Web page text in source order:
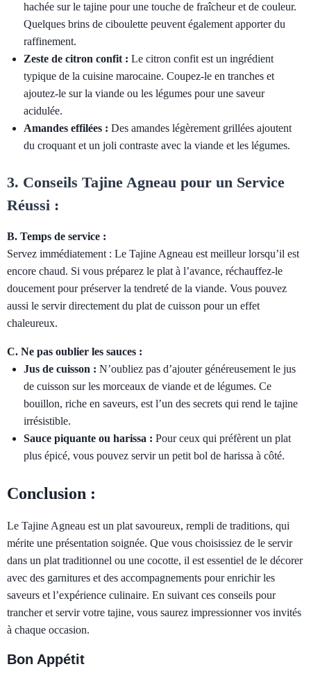
hachée sur le tajine pour une touche de fraîcheur et de couleur.
Quelques brins de ciboulette peuvent également apporter du
raffinement.
Zeste de citron confit : Le citron confit est un ingrédient
typique de la cuisine marocaine. Coupez-le en tranches et
ajoutez-le sur la viande ou les légumes pour une saveur
acidulée.
Amandes effilées : Des amandes légèrement grillées ajoutent
du croquant et un joli contraste avec la viande et les légumes.
3. Conseils Tajine Agneau pour un Service
Réussi :
B. Temps de service :
Servez immédiatement : Le Tajine Agneau est meilleur lorsqu’il est
encore chaud. Si vous préparez le plat à l’avance, réchauffez-le
doucement pour préserver la tendreté de la viande. Vous pouvez
aussi le servir directement du plat de cuisson pour un effet
chaleureux.
C. Ne pas oublier les sauces :
Jus de cuisson : N’oubliez pas d’ajouter généreusement le jus
de cuisson sur les morceaux de viande et de légumes. Ce
bouillon, riche en saveurs, est l’un des secrets qui rend le tajine
irrésistible.
Sauce piquante ou harissa : Pour ceux qui préfèrent un plat
plus épicé, vous pouvez servir un petit bol de harissa à côté.
Conclusion :
Le Tajine Agneau est un plat savoureux, rempli de traditions, qui
mérite une présentation soignée. Que vous choisissiez de le servir
dans un plat traditionnel ou une cocotte, il est essentiel de le décorer
avec des garnitures et des accompagnements pour enrichir les
saveurs et l’expérience culinaire. En suivant ces conseils pour
trancher et servir votre tajine, vous saurez impressionner vos invités
à chaque occasion.
Bon Appétit